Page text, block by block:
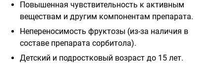
Повышенная чувствительность к активным
веществам и другим компонентам препарата.
Непереносимость фруктозы (из-за наличия в
составе препарата сорбитола).
Детский и подростковый возраст до 15 лет.